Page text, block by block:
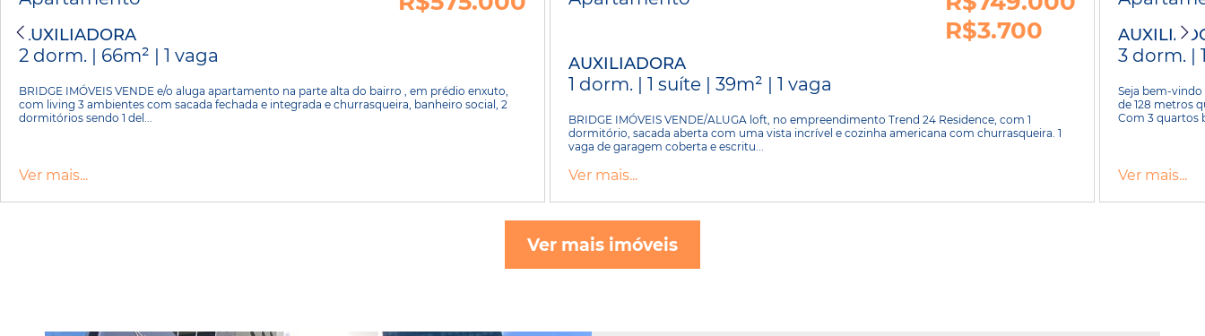
AUXILIADORA
2 dorm. | 66m² | 1 vaga
BRIDGE IMÓVEIS VENDE e/o aluga apartamento na parte alta do bairro , em prédio enxuto,
com living 3 ambientes com sacada fechada e integrada e churrasqueira, banheiro social, 2
dormitórios sendo 1 del...
Ver mais...
R$3.700
AUXILIADORA
1 dorm. | 1 suíte | 39m² | 1 vaga
BRIDGE IMÓVEIS VENDE/ALUGA loft, no empreendimento Trend 24 Residence, com 1
dormitório, sacada aberta com uma vista incrível e cozinha americana com churrasqueira. 1
vaga de garagem coberta e escritu...
Ver mais...
3 dorm. |
Seja bem-
de 128 metros
Com 3 quartos
Ver mais...
Ver mais imóveis